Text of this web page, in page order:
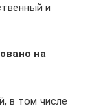
и
на
в том числе